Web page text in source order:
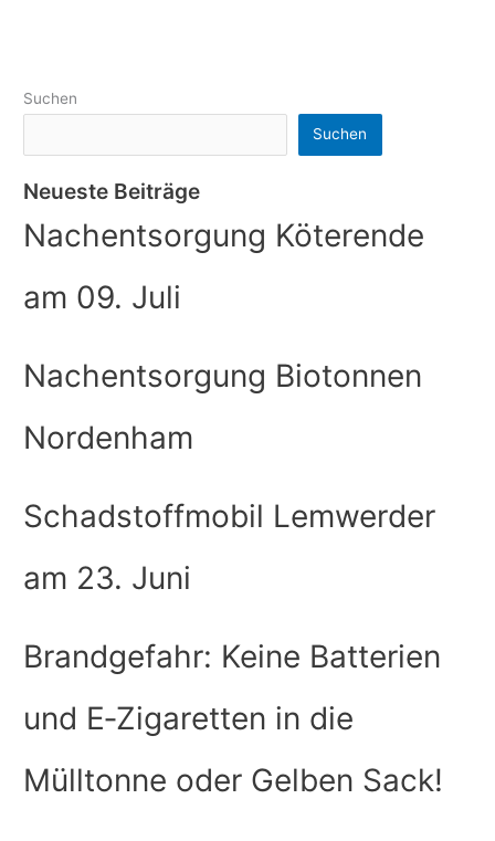
Suchen
Suchen
Neueste Beiträge
Nachentsorgung Köterende
am 09. Juli
Nachentsorgung Biotonnen
Nordenham
Schadstoffmobil Lemwerder
am 23. Juni
Brandgefahr: Keine Batterien
und E‑Zigaretten in die
Mülltonne oder Gelben Sack!